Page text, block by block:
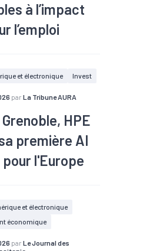
à l’impact
l’emploi
et électronique Invest
par La Tribune AURA
HPE
première AI
l'Europe
et électronique
économique
par Le Journal des